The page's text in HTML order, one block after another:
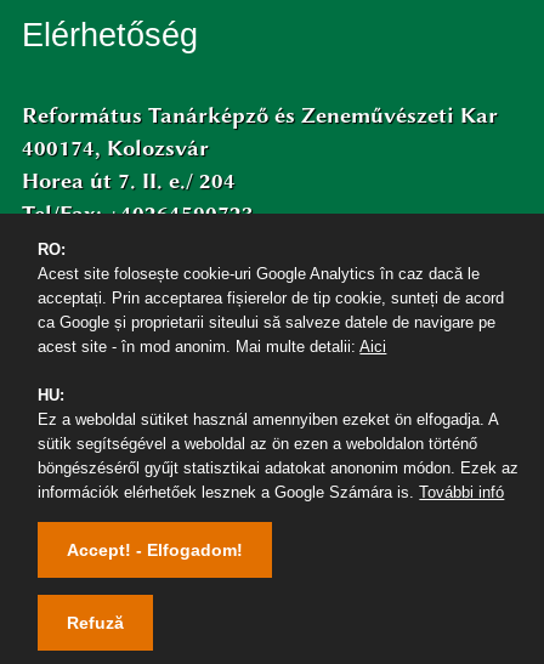
Elérhetőség
Református Tanárképző és Zeneművészeti Kar
400174, Kolozsvár
Horea út 7. II. e./ 204
Tel/Fax: +40264590723
Email: secretar.rt@ubbcluj.ro
Facebook/bbtertk
RO:
Acest site folosește cookie-uri Google Analytics în caz dacă le
acceptați. Prin acceptarea fișierelor de tip cookie, sunteți de acord
ca Google și proprietarii siteului să salveze datele de navigare pe
acest site - în mod anonim. Mai multe detalii:Aici
HU:
Ez a weboldal sütiket használ amennyiben ezeket ön elfogadja. A
sütik segítségével a weboldal az ön ezen a weboldalon történő
böngészéséről gyűjt statisztikai adatokat anononim módon. Ezek az
információk elérhetőek lesznek a Google Számára is.További infó
Accept! - Elfogadom!
Refuză